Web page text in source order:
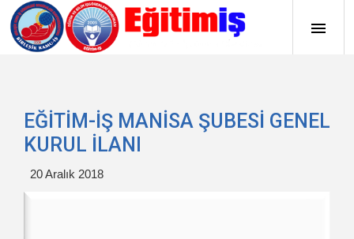
EĞİTİM-İŞ MANİSA ŞUBESİ GENEL
KURUL İLANI
20 Aralık 2018